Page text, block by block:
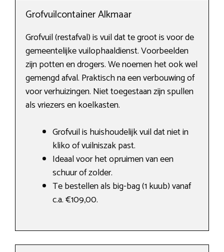
Grofvuilcontainer Alkmaar
Grofvuil (restafval) is vuil dat te groot is voor de
gemeentelijke vuilophaaldienst. Voorbeelden
zijn potten en drogers. We noemen het ook wel
gemengd afval. Praktisch na een verbouwing of
voor verhuizingen. Niet toegestaan zijn spullen
als vriezers en koelkasten.
Grofvuil is huishoudelijk vuil dat niet in
kliko of vuilniszak past.
Ideaal voor het opruimen van een
schuur of zolder.
Te bestellen als big-bag (1 kuub) vanaf
c.a. €109,00.